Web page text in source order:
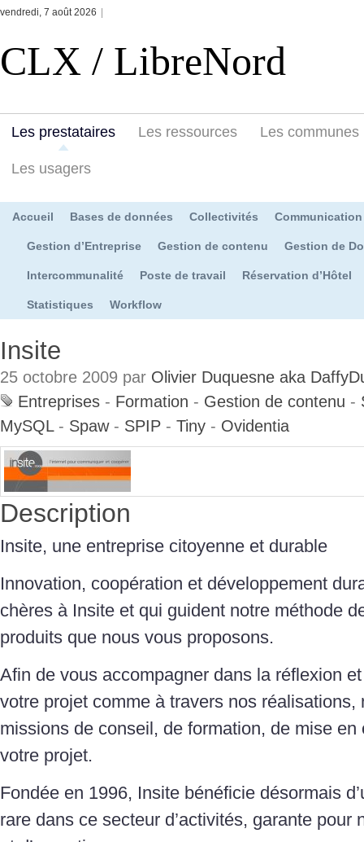
vendredi, 7 août 2026
CLX / LibreNord
Les prestataires Les ressources Les communes
Les usagers
Accueil Bases de données Collectivités Communication
Gestion d’Entreprise Gestion de contenu Gestion de
Intercommunalité Poste de travail Réservation d’Hôtel
Statistiques Workflow
Insite
25 octobre 2009 par Olivier Duquesne aka
Entreprises - Formation - Gestion de contenu -
MySQL- Spaw- SPIP - Tiny - Ovidentia
Description
Insite, une entreprise citoyenne et durable
Innovation, coopération et développement
chères à Insite et qui guident notre méthode
produits que nous vous proposons.
Afin de vous accompagner dans la réflexion
votre projet comme à travers nos réalisations,
missions de conseil, de formation, de mise
votre projet.
Fondée en 1996, Insite bénéficie désormais
rare dans ce secteur d’activités, garante pour